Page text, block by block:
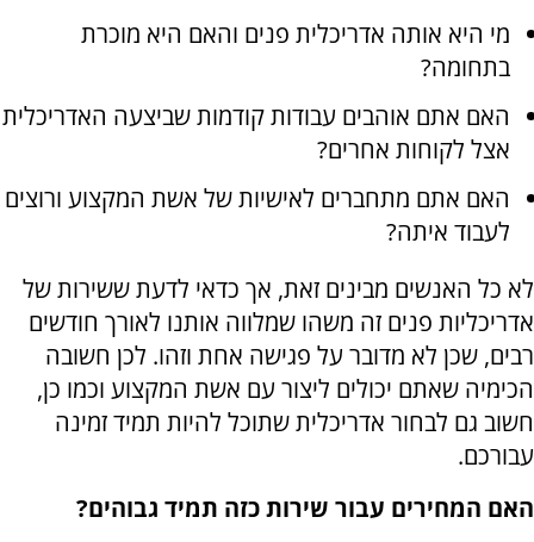
מי היא אותה אדריכלית פנים והאם היא מוכרת
בתחומה?
האם אתם אוהבים עבודות קודמות שביצעה האדריכלית
אצל לקוחות אחרים?
האם אתם מתחברים לאישיות של אשת המקצוע ורוצים
לעבוד איתה?
לא כל האנשים מבינים זאת, אך כדאי לדעת ששירות של
אדריכליות פנים זה משהו שמלווה אותנו לאורך חודשים
רבים, שכן לא מדובר על פגישה אחת וזהו. לכן חשובה
הכימיה שאתם יכולים ליצור עם אשת המקצוע וכמו כן,
חשוב גם לבחור אדריכלית שתוכל להיות תמיד זמינה
עבורכם.
האם המחירים עבור שירות כזה תמיד גבוהים?